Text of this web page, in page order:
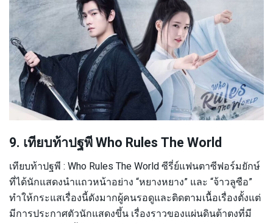
9. เทียบท้าปฐพี Who Rules The World
เทียบท้าปฐพี : Who Rules The World ซีรี่ย์แฟนตาซีฟอร์มยักษ์
ที่ได้นักแสดงนำแถวหน้าอย่าง “หยางหยาง” และ “จ้าวลูซือ”
ทำให้กระแสเรื่องนี้ดังมากผู้คนรอดูและติดตามเนื้อเรื่องตั้งแต่
มีการประกาศตัวนักแสดงขึ้น เรื่องราวของแผ่นดินต้าตงที่มี